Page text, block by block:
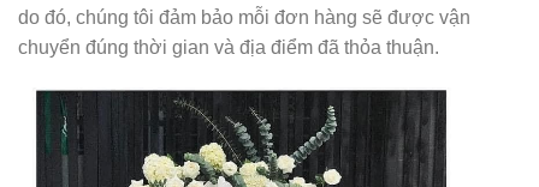
do đó, chúng tôi đảm bảo mỗi đơn hàng sẽ được vận
chuyển đúng thời gian và địa điểm đã thỏa thuận.